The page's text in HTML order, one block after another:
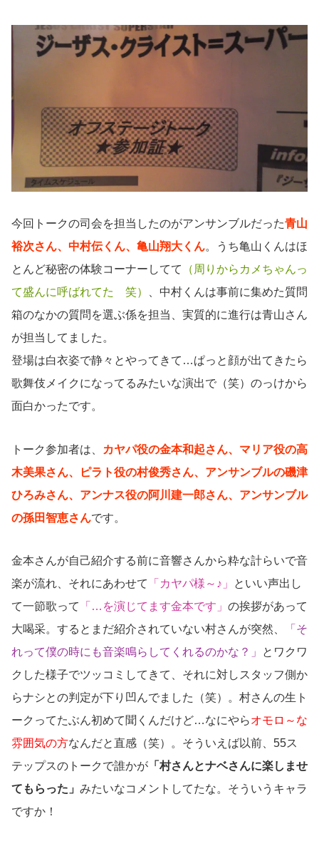
今回トークの司会を担当したのがアンサンブルだった青山
裕次さん、中村伝くん、亀山翔大くん。うち亀山くんはほ
とんど秘密の体験コーナーしてて
（周りからカメちゃんっ
て盛んに呼ばれてた 笑）
、中村くんは事前に集めた質問
箱のなかの質問を選ぶ係を担当、実質的に進行は青山さん
が担当してました。
登場は白衣姿で静々とやってきて…ぱっと顔が出てきたら
歌舞伎メイクになってるみたいな演出で（笑）のっけから
面白かったです。
トーク参加者は、
カヤパ役の金本和起さん、マリア役の高
木美果さん、ピラト役の村俊秀さん、アンサンブルの磯津
ひろみさん、アンナス役の阿川建一郎さん、アンサンブル
の孫田智恵さんです。
金本さんが自己紹介する前に音響さんから粋な計らいで音
楽が流れ、それにあわせて
「カヤパ様～♪」
といい声出し
て一節歌って
「…を演じてます金本です」 の挨拶があって
大喝采。するとまだ紹介されていない村さんが突然、
「そ
れって僕の時にも音楽鳴らしてくれるのかな？」
とワクワ
クした様子でツッコミしてきて、それに対しスタッフ側か
らナシとの判定が下り凹んでました（笑）。村さんの生ト
ークってたぶん初めて聞くんだけど…なにやらオモロ～な
雰囲気の方なんだと直感（笑）。そういえば以前、55ス
テップスのトークで誰かが 「村さんとナベさんに楽しませ
てもらった」 みたいなコメントしてたな。そういうキャラ
ですか！